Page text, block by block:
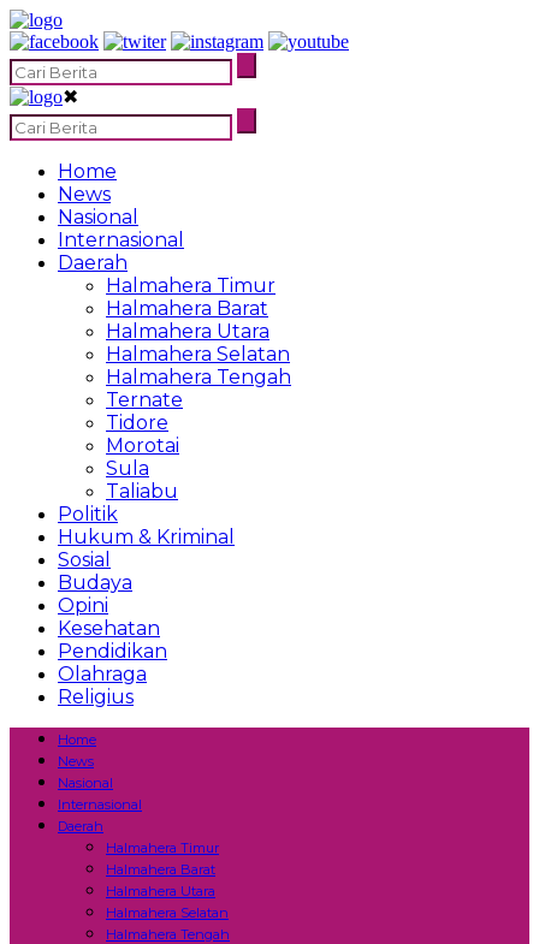
✖
Home
News
Nasional
Internasional
Daerah
Halmahera Timur
Halmahera Barat
Halmahera Utara
Halmahera Selatan
Halmahera Tengah
Ternate
Tidore
Morotai
Sula
Taliabu
Politik
Hukum & Kriminal
Sosial
Budaya
Opini
Kesehatan
Pendidikan
Olahraga
Religius
Home
News
Nasional
Internasional
Daerah
Halmahera Timur
Halmahera Barat
Halmahera Utara
Halmahera Selatan
Halmahera Tengah